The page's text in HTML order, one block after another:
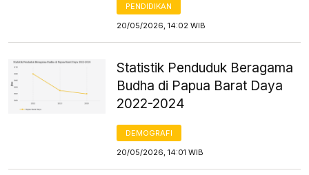
PENDIDIKAN
20/05/2026, 14:02 WIB
Statistik Penduduk Beragama
Budha di Papua Barat Daya
2022-2024
DEMOGRAFI
20/05/2026, 14:01 WIB